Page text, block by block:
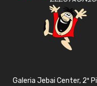
Galeria Jebai Center, 2º